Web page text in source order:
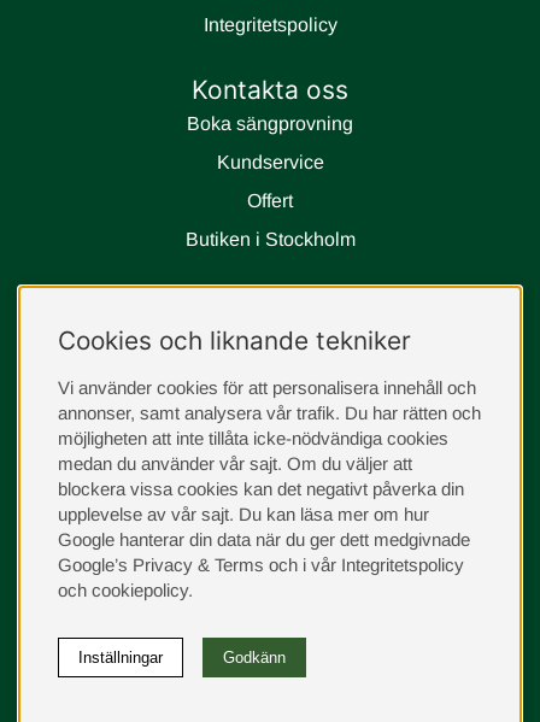
Integritetspolicy
Kontakta oss
Boka sängprovning
Kundservice
Offert
Butiken i Stockholm
instagram
Sängvaruhuset Elgen. Vi använder cookies -
Cookies och liknande tekniker
Vi använder cookies för att personalisera innehåll och
annonser, samt analysera vår trafik. Du har rätten och
möjligheten att inte tillåta icke-nödvändiga cookies
medan du använder vår sajt. Om du väljer att
blockera vissa cookies kan det negativt påverka din
upplevelse av vår sajt. Du kan läsa mer om hur
Google hanterar din data när du ger dett medgivnade
Google’s Privacy & Terms och i vår Integritetspolicy
och cookiepolicy.
Inställningar Godkänn